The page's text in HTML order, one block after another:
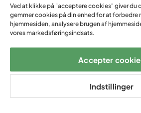
Vi findes i flere
Ved at klikke på "acceptere cookies" giver du
gemmer cookies på din enhed for at forbedre
hjemmesiden, analysere brugen af
vores markedsføringsindsats.
Accepter
Indstillinger